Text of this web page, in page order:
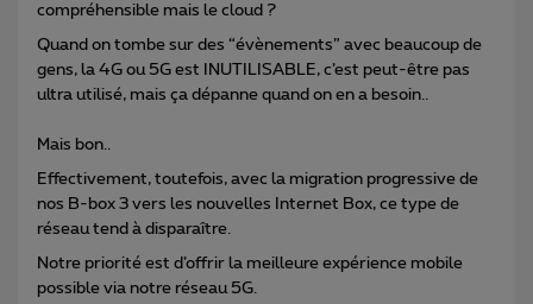
compréhensible mais le cloud ?
Quand on tombe sur des “évènements” avec beaucoup de
gens, la 4G ou 5G est INUTILISABLE, c’est peut-être pas
ultra utilisé, mais ça dépanne quand on en a besoin..
Mais bon..
Effectivement, toutefois, avec la migration progressive de
nos B-box 3 vers les nouvelles Internet Box, ce type de
réseau tend à disparaître.
Notre priorité est d’offrir la meilleure expérience mobile
possible via notre réseau 5G.